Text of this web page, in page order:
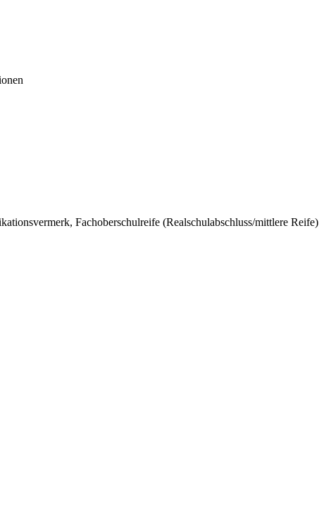
Fachoberschulreife (Realschulabschluss/mittlere Reife)